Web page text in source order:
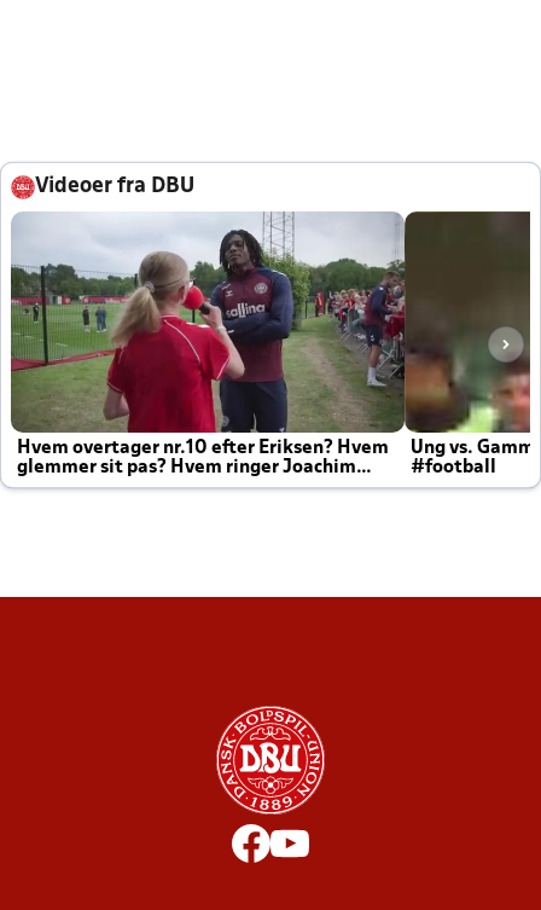
Videoer fra DBU
Hvem overtager nr.10 efter Eriksen? Hvem
glemmer sit pas? Hvem ringer Joachim
altid til efter kampe?
Ung vs.
#football